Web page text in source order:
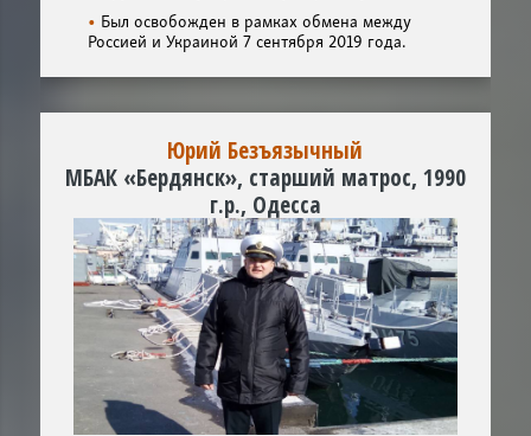
Был освобожден в рамках обмена между
Россией и Украиной 7 сентября 2019 года.
Юрий Безъязычный
МБАК «Бердянск», старший матрос, 1990
г.р., Одесса